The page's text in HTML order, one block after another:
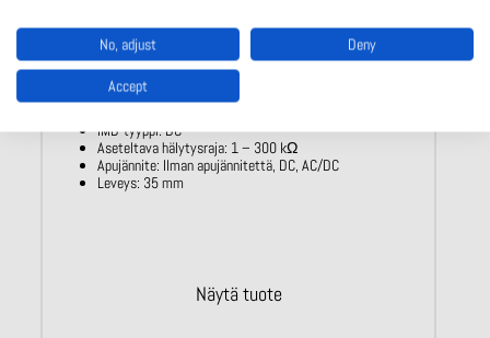
Eristystason valvontarele RL 5881
IMD-tyyppi: DC
Aseteltava hälytysraja: 1 – 300 kΩ
Apujännite: Ilman apujännitettä, DC,AC/DC
Leveys: 35 mm
Näytä tuote
No, adjust Deny
Accept